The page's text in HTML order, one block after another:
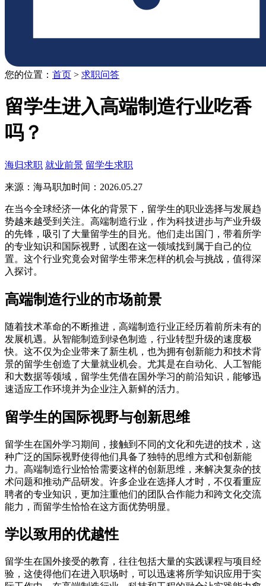
您的位置： 首页 > 求职问答
留学生进入高端制造行业吃香
吗？
海归求职 就业前景 留学生求职
来源：海马职加时间：2026.05.27
在当今全球经济一体化的背景下，留学生的职业选择与发展趋
势越来越受到关注。高端制造行业，作为科技进步与产业升级
的先锋，吸引了大量留学生的目光。他们走出国门，带着所学
的专业知识和国际视野，试图在这一领域找到属于自己的位
置。这个行业究竟会对留学生带来怎样的机会与挑战，值得深
入探讨。
高端制造行业的市场前景
随着技术革命的不断推进，高端制造行业正经历着前所未有的
发展机遇。从智能制造到绿色制造，行业转型升级的速度极
快。这不仅为企业带来了新生机，也为拥有创新能力和技术背
景的留学生创造了大量就业机会。尤其是在自动化、人工智能
和大数据等领域，留学生凭借在国外学习的前沿知识，能够迅
速适应工作环境并为企业注入新鲜的活力。
留学生的国际视野与创新思维
留学生在国外学习期间，接触到不同的文化和先进的技术，这
种广泛的国际视野使得他们具备了独特的思维方式和创新能
力。高端制造行业恰恰需要这样的创新思维，来解决复杂的技
术问题和推动产品研发。许多企业在选择人才时，不仅看重应
聘者的专业知识，更加注重他们的团队合作能力和跨文化交流
能力，而留学生恰恰在这方面优势明显。
学以致用的优越性
留学生在国外接受的教育，往往包括大量的实践课程与项目经
验，这使得他们在进入职场时，可以迅速将所学知识应用于实